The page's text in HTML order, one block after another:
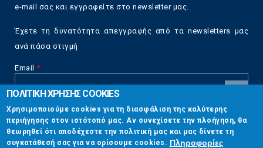
e-mail σας και εγγραφείτε στο newsletter μας.
Έχετε τη δυνατότητα απεγγραφής από τα newsletters μας
ανά πάσα στιγμή
Email *
CAPTCHA
This
question is
for testing
Επικοινωνία
ΠΟΛΙΤΙΚΗ ΧΡΗΣΗΣ COOKIES
Χρησιμοποιούμε cookies για τη διασφάλιση της καλύτερης
περιήγησης στον ιστότοπό μας. Αν συνεχίσετε την πλοήγηση, θα
θεωρηθεί ότι αποδέχεστε την πολιτική μας και μας δίνετε τη
συγκατάθεσή σας για να ορίσουμε cookies. Πληροφορίες